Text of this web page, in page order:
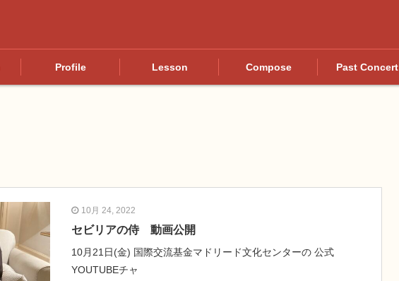
Profile Lesson Compose Past Concert
10月 24, 2022
セビリアの侍 動画公開
10月21日(金) 国際交流基金マドリード文化センターの 公式
YOUTUBEチャ